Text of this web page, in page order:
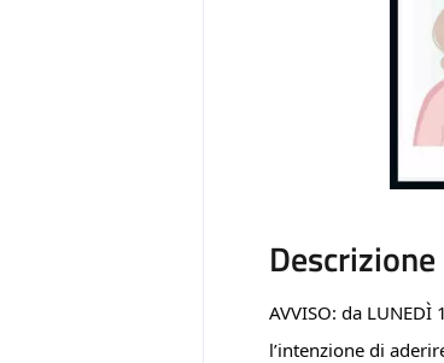
Descrizione
AVVISO: da
l’intenzione di